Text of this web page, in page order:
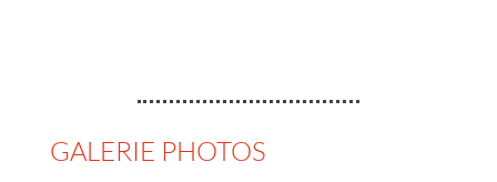
GALERIE PHOTOS